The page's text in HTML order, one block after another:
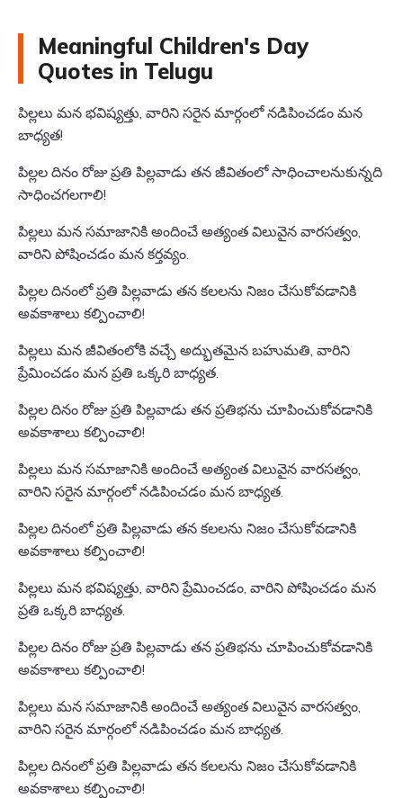
Meaningful Children's Day
Quotes in Telugu
పిల్లలు మన భవిష్యత్తు, వారిని సరైన మార్గంలో నడిపించడం మన
బాధ్యత!
పిల్లల దినం రోజు ప్రతి పిల్లవాడు తన జీవితంలో సాధించాలనుకున్నది
సాధించగలగాలి!
పిల్లలు మన సమాజానికి అందించే అత్యంత విలువైన వారసత్వం,
వారిని పోషించడం మన కర్తవ్యం.
పిల్లల దినంలో ప్రతి పిల్లవాడు తన కలలను నిజం చేసుకోవడానికి
అవకాశాలు కల్పించాలి!
పిల్లలు మన జీవితంలోకి వచ్చే అద్భుతమైన బహుమతి, వారిని
ప్రేమించడం మన ప్రతి ఒక్కరి బాధ్యత.
పిల్లల దినం రోజు ప్రతి పిల్లవాడు తన ప్రతిభను చూపించుకోవడానికి
అవకాశాలు కల్పించాలి!
పిల్లలు మన సమాజానికి అందించే అత్యంత విలువైన వారసత్వం,
వారిని సరైన మార్గంలో నడిపించడం మన బాధ్యత.
పిల్లల దినంలో ప్రతి పిల్లవాడు తన కలలను నిజం చేసుకోవడానికి
అవకాశాలు కల్పించాలి!
పిల్లలు మన భవిష్యత్తు, వారిని ప్రేమించడం, వారిని పోషించడం మన
ప్రతి ఒక్కరి బాధ్యత.
పిల్లల దినం రోజు ప్రతి పిల్లవాడు తన ప్రతిభను చూపించుకోవడానికి
అవకాశాలు కల్పించాలి!
పిల్లలు మన సమాజానికి అందించే అత్యంత విలువైన వారసత్వం,
వారిని సరైన మార్గంలో నడిపించడం మన బాధ్యత.
పిల్లల దినంలో ప్రతి పిల్లవాడు తన కలలను నిజం చేసుకోవడానికి
అవకాశాలు కల్పించాలి!